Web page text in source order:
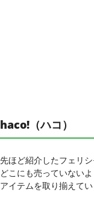
haco!（ハコ）
先ほど紹介したフェリ
どこにも売っていない
アイテムを取り揃えてい